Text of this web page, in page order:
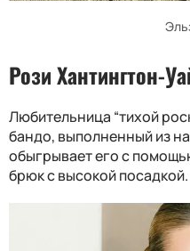
Рози Хантингтон-
Любительница “тихой
бандо, выполненный из
обыгрывает его с
брюк с высокой посадкой.